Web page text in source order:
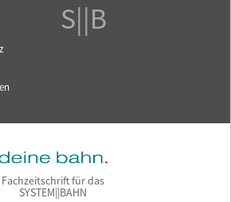
S||B
Fachzeitschrift für das
SYSTEM||BAHN